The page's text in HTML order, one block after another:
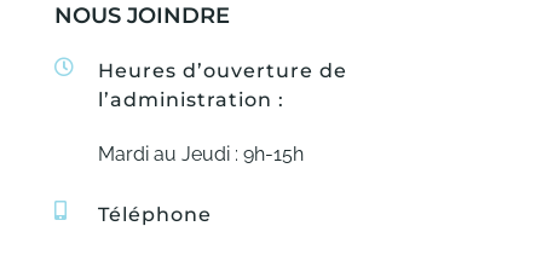
NOUS JOINDRE
Heures d’ouverture de
l’administration :
Mardi au Jeudi : 9h-15h
Téléphone